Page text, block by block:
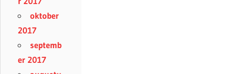
oktober
2017
septemb
er 2017